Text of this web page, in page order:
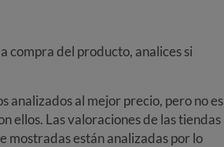
compra del producto, analices si
analizados al mejor precio, pero no es
ellos. Las valoraciones de las tiendas
mostradas están analizadas por lo